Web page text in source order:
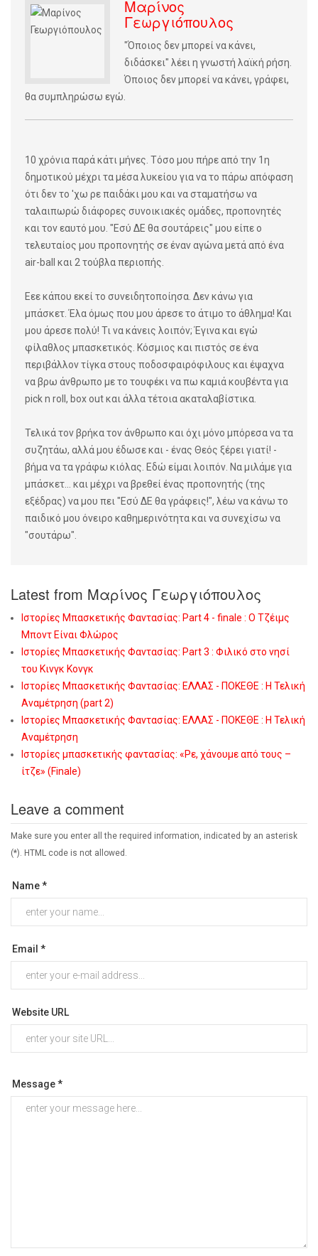
Μαρίνος
Γεωργιόπουλος
"Όποιος δεν μπορεί να κάνει,
διδάσκει" λέει η γνωστή λαϊκή ρήση.
Όποιος δεν μπορεί να κάνει, γράφει,
θα συμπληρώσω εγώ.
10 χρόνια παρά κάτι μήνες. Τόσο μου πήρε από την 1η
δημοτικού μέχρι τα μέσα λυκείου για να το πάρω απόφαση
ότι δεν το 'χω ρε παιδάκι μου και να σταματήσω να
ταλαιπωρώ διάφορες συνοικιακές ομάδες, προπονητές
και τον εαυτό μου. "Εσύ ΔΕ θα σουτάρεις" μου είπε ο
τελευταίος μου προπονητής σε έναν αγώνα μετά από ένα
air-ball και 2 τούβλα περιοπής.
Εεε κάπου εκεί το συνειδητοποίησα. Δεν κάνω για
μπάσκετ. Έλα όμως που μου άρεσε το άτιμο το άθλημα! Και
μου άρεσε πολύ! Τι να κάνεις λοιπόν; Έγινα και εγώ
φίλαθλος μπασκετικός. Κόσμιος και πιστός σε ένα
περιβάλλον τίγκα στους ποδοσφαιρόφιλους και έψαχνα
να βρω άνθρωπο με το τουφέκι να πω καμιά κουβέντα για
pick n roll, box out και άλλα τέτοια ακαταλαβίστικα.
Τελικά τον βρήκα τον άνθρωπο και όχι μόνο μπόρεσα να τα
συζητάω, αλλά μου έδωσε και - ένας Θεός ξέρει γιατί! -
βήμα να τα γράφω κιόλας. Εδώ είμαι λοιπόν. Να μιλάμε για
μπάσκετ... και μέχρι να βρεθεί ένας προπονητής (της
εξέδρας) να μου πει "Εσύ ΔΕ θα γράφεις!", λέω να κάνω το
παιδικό μου όνειρο καθημερινότητα και να συνεχίσω να
"σουτάρω".
Latest from Μαρίνος Γεωργιόπουλος
Ιστορίες Μπασκετικής Φαντασίας: Part 4 - finale : Ο Τζέιμς
Μποντ Είναι Φλώρος
Ιστορίες Μπασκετικής Φαντασίας: Part 3 : Φιλικό στο νησί
του Κινγκ Κονγκ
Ιστορίες Μπασκετικής Φαντασίας: ΕΛΛΑΣ - ΠΟΚΕΘΕ : Η Τελική
Αναμέτρηση (part 2)
Ιστορίες Μπασκετικής Φαντασίας: ΕΛΛΑΣ - ΠΟΚΕΘΕ : Η Τελική
Αναμέτρηση
Ιστορίες μπασκετικής φαντασίας: «Ρε, χάνουμε από τους –
ίτζε» (Finale)
Leave a comment
Make sure you enter all the required information, indicated by an asterisk
(*). HTML code is not allowed.
Name *
Email *
Website URL
Message *